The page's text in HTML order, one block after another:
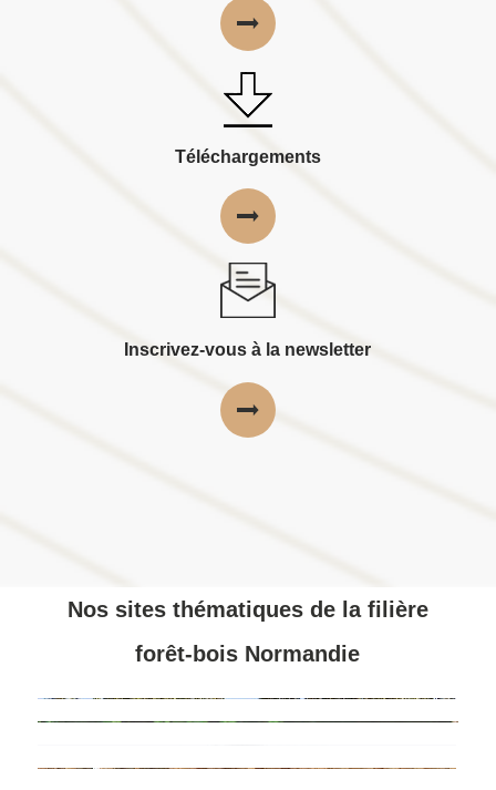
Téléchargements
Inscrivez-vous à la newsletter
Nos sites thématiques de la filière
forêt-bois Normandie